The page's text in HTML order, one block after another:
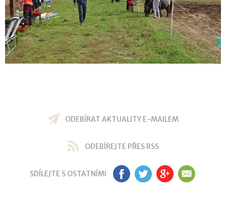
ODEBÍRAT AKTUALITY E-MAILEM
ODEBÍREJTE PŘES RSS
SDÍLEJTE S OSTATNÍMI FB TW GP EM